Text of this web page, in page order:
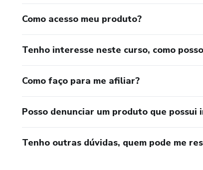
Como acesso meu produto?
Tenho interesse neste curso, como
Como faço para me afiliar?
Posso denunciar um produto que possui
Tenho outras dúvidas, quem pode me